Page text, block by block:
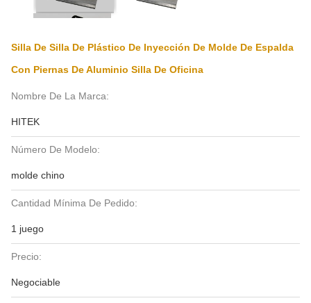
Silla De Silla De Plástico De Inyección De Molde De Espalda
Con Piernas De Aluminio Silla De Oficina
Nombre De La Marca:
HITEK
Número De Modelo:
molde chino
Cantidad Mínima De Pedido:
1 juego
Precio:
Negociable